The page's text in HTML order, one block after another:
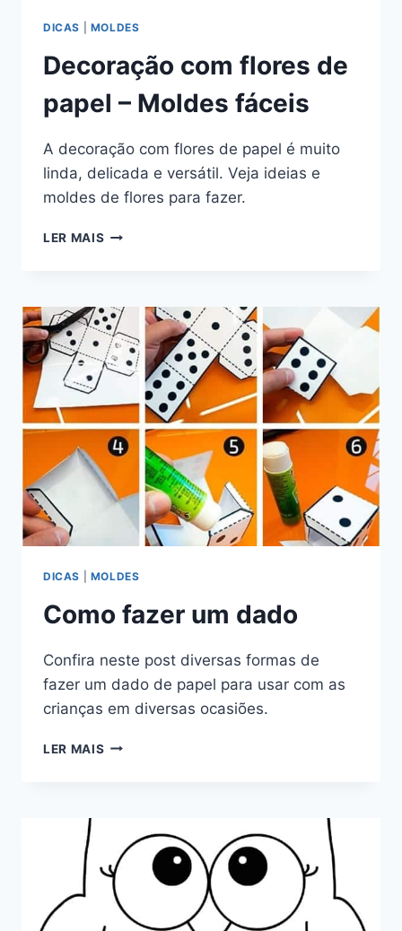
DICAS MOLDES
Decoração com flores de
papel – Moldes fáceis
A decoração com flores de papel é muito
linda, delicada e versátil. Veja ideias e
moldes de flores para fazer.
LER MAIS DECORAÇÃO
PAPEL
–
MOLDES
FÁCEIS
DICAS MOLDES
Como fazer um dado
Confira neste post diversas formas de
fazer um dado de papel para usar com as
crianças em diversas ocasiões.
LER MAIS COMO